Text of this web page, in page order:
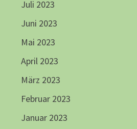
Juli 2023
Juni 2023
Mai 2023
April 2023
März 2023
Februar 2023
Januar 2023